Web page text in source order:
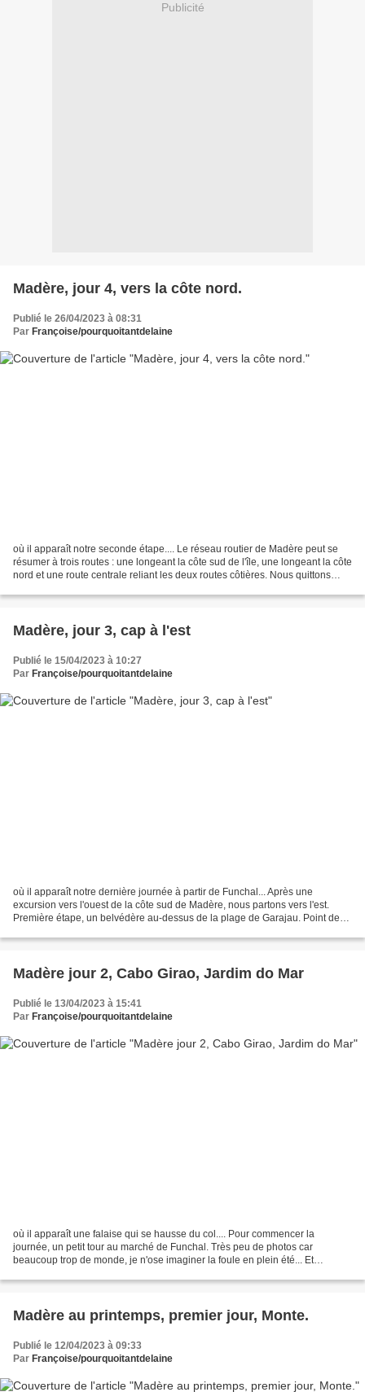
Publicité
Madère, jour 4, vers la côte nord.
Publié le 26/04/2023 à 08:31
Par Françoise/pourquoitantdelaine
où il apparaît notre seconde étape.... Le réseau routier de Madère peut se
résumer à trois routes : une longeant la côte sud de l'île, une longeant la côte
nord et une route centrale reliant les deux routes côtières. Nous quittons
Madère, jour 3, cap à l'est
Publié le 15/04/2023 à 10:27
Par Françoise/pourquoitantdelaine
où il apparaît notre dernière journée à partir de Funchal... Après une
excursion vers l'ouest de la côte sud de Madère, nous partons vers l'est.
Première étape, un belvédère au-dessus de la plage de Garajau. Point de
Madère jour 2, Cabo Girao, Jardim do Mar
Publié le 13/04/2023 à 15:41
Par Françoise/pourquoitantdelaine
où il apparaît une falaise qui se hausse du col.... Pour commencer la
journée, un petit tour au marché de Funchal. Très peu de photos car
beaucoup trop de monde, je n'ose imaginer la foule en plein été... Et
Madère au printemps, premier jour, Monte.
Publié le 12/04/2023 à 09:33
Par Françoise/pourquoitantdelaine